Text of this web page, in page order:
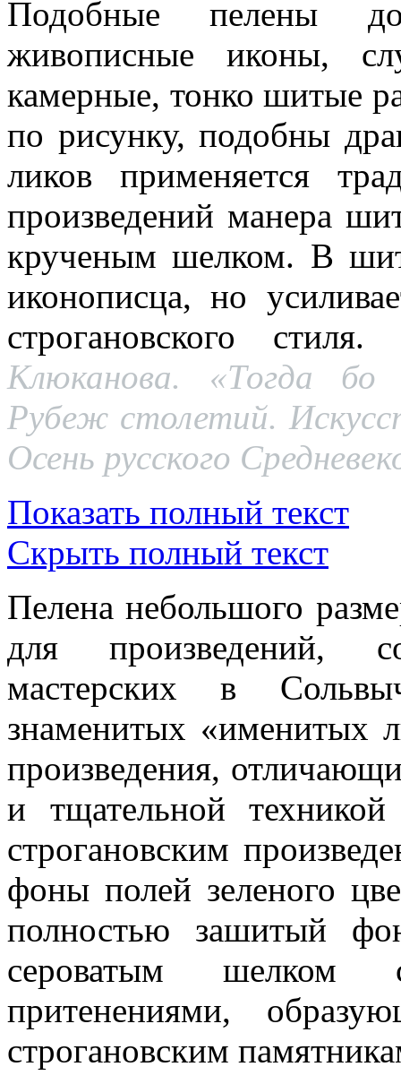
Подобные пелены
живописные иконы,
камерные, тонко шитые
по рисунку, подобны
ликов применяется
произведений манера
крученым шелком. В
иконописца, но
строгановского стиля.
Клюканова. «Тогда
Рубеж столетий.
Осень русского
Показать полный текст
Скрыть полный текст
Пелена небольшого
для произведений,
мастерских в
знаменитых «именитых
произведения,
и тщательной
строгановским
фоны полей зеленого
полностью зашитый
сероватым шелком
притенениями,
строгановским